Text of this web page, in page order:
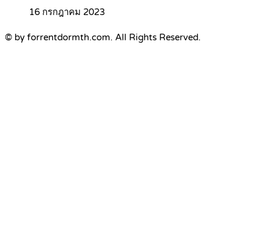
16 กรกฎาคม 2023
© by forrentdormth.com. All Rights Reserved.